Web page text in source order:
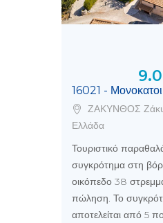
16021 -
ΖΑΚΥΝΘΟΣ
Ελλάδα
Τουριστικό
συγκρότημα στη
οικόπεδο 38
πώληση. Το
αποτελείται από 5